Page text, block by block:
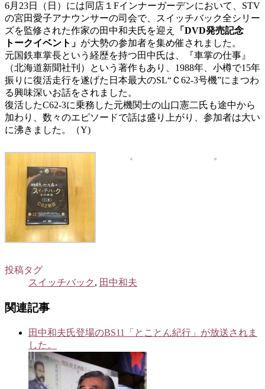
6月23日（日）には同店１Fインナーガーデンにおいて、STV
の宮田愛子アナウンサーの司会で、スイッチバック全シリー
ズを監修された作家の田中和夫氏を迎え
「DVD発売記念
トークイベント」 が大勢の参加者を集め催されました。
元国鉄車掌長という経歴を持つ田中氏は、『車掌の仕事』
（北海道新聞社刊）という著作もあり、1988年、小樽で15年
振りに復活走行を遂げた日本最大のSL“Ｃ62-3号機”にまつわ
る興味深いお話をされました。
復活したC62-3に乗務した元機関士の山口憲二氏も途中から
加わり、数々のエピソードで話は盛り上がり、参加者は大い
に沸きました。（Y)
投稿タグ
スイッチバック , 田中和夫
関連記事
田中和夫氏登場のBS11「とことん紀行」が放送されま
した。